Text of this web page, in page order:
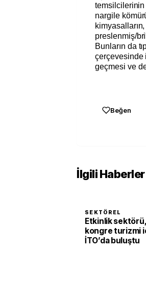
temsilcilerinin
nargile
preslenmiş/
Bunların da
çerçevesinde
geçmesi ve
Beğen
İlgili Haberler
SEKTÖREL
Etkinlik sektörü,
kongre turizmi
İTO’da buluştu